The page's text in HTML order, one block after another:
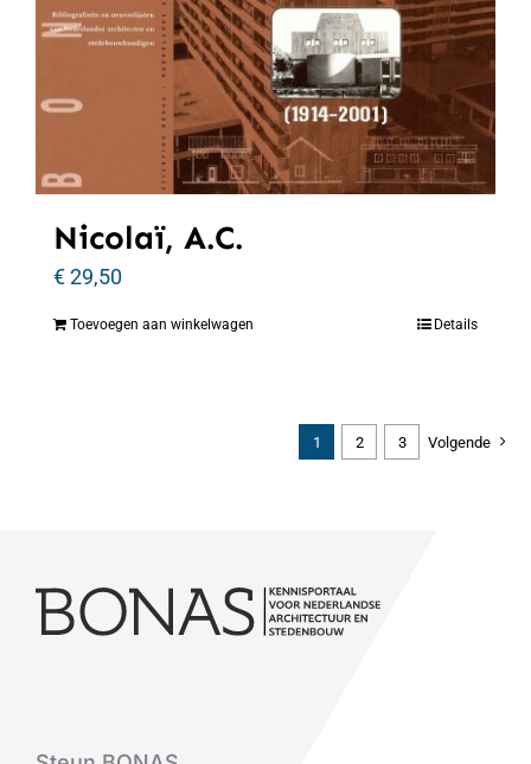
Nicolaï, A.C.
€29,50
Toevoegen aan winkelwagen Details
1 2 3 Volgende